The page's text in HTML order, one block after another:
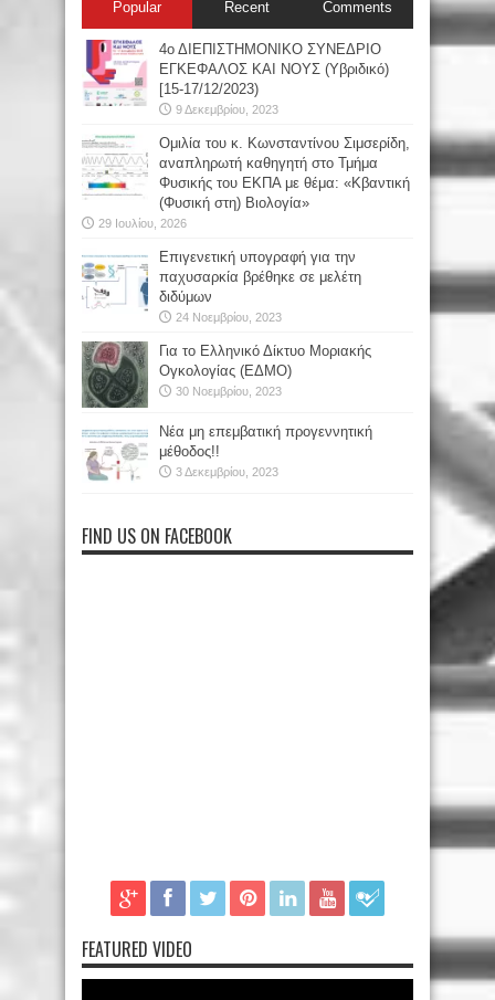
Popular Recent Comments
4ο ΔΙΕΠΙΣΤΗΜΟΝΙΚΟ ΣΥΝΕΔΡΙΟ
ΕΓΚΕΦΑΛΟΣ ΚΑΙ ΝΟΥΣ (Υβριδικό)
[15-17/12/2023)
9 Δεκεμβρίου, 2023
Oμιλία του κ. Κωνσταντίνου Σιμσερίδη,
αναπληρωτή καθηγητή στο Τμήμα
Φυσικής του ΕΚΠΑ με θέμα: «Κβαντική
(Φυσική στη) Βιολογία»
29 Ιουλίου, 2026
Επιγενετική υπογραφή για την
παχυσαρκία βρέθηκε σε μελέτη
διδύμων
24 Νοεμβρίου, 2023
Για το Ελληνικό Δίκτυο Μοριακής
Ογκολογίας (ΕΔΜΟ)
30 Νοεμβρίου, 2023
Νέα μη επεμβατική προγεννητική
μέθοδος!!
3 Δεκεμβρίου, 2023
FIND US ON FACEBOOK
FEATURED VIDEO